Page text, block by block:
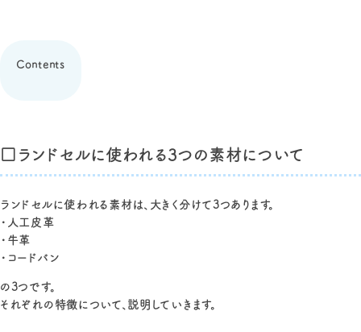
Contents
□ランドセルに使われる3つの素材について
ランドセルに使われる素材は、大きく分けて3つあります。
・人工皮革
・牛革
・コードバン
の3つです。
それぞれの特徴について、説明していきます。